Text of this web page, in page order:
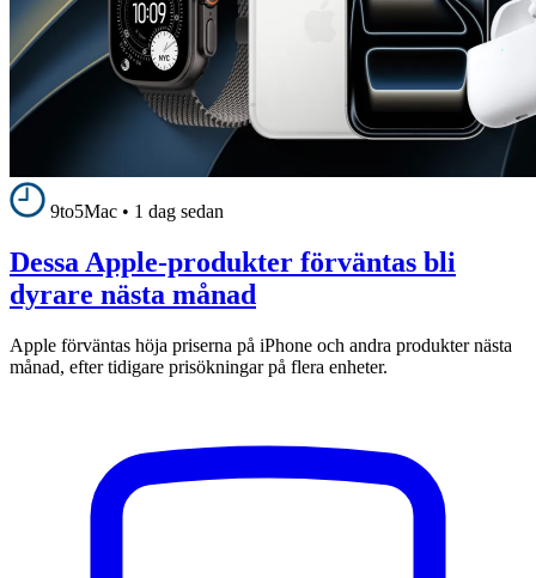
9to5Mac • 1 dag sedan
Dessa Apple-produkter förväntas bli
dyrare nästa månad
Apple förväntas höja priserna på iPhone och andra produkter nästa
månad, efter tidigare prisökningar på flera enheter.